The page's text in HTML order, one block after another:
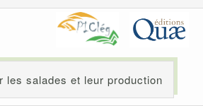
les salades et leur production